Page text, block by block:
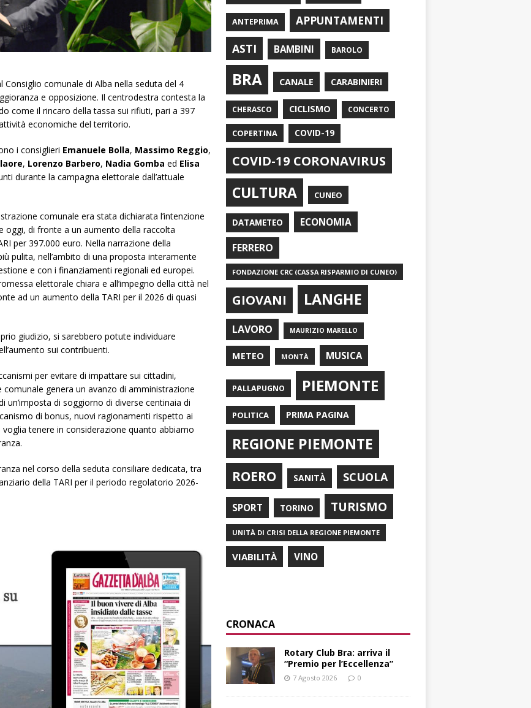
Consiglio comunale di Alba nella seduta del 4
e opposizione. Il centrodestra contesta la
come il rincaro della tassa sui rifiuti, pari a 397
economiche del territorio.
i consiglieri Emanuele Bolla, Massimo Reggio,
, Lorenzo Barbero, Nadia Gomba ed Elisa
durante la campagna elettorale dall’attuale
comunale era stata dichiarata l’intenzione
oggi, di fronte a un aumento della raccolta
per 397.000 euro. Nella narrazione della
pulita, nell’ambito di una proposta interamente
e con i finanziamenti regionali ed europei.
elettorale chiara e all’impegno della città nel
ad un aumento della TARI per il 2026 di quasi
giudizio, si sarebbero potute individuare
sui contribuenti.
per evitare di impattare sui cittadini,
genera un avanzo di amministrazione
un’imposta di soggiorno di diverse centinaia di
di bonus, nuovi ragionamenti rispetto ai
tenere in considerazione quanto abbiamo
nel corso della seduta consiliare dedicata, tra
della TARI per il periodo regolatorio 2026-
ANTEPRIMA
APPUNTAMENTI
ASTI
BAMBINI BAROLO
BRA CANALE CARABINIERI
CHERASCO CICLISMO CONCERTO
COPERTINA COVID-19
COVID-19 CORONAVIRUS
CULTURA CUNEO
DATAMETEO ECONOMIA
FERRERO
FONDAZIONE CRC (CASSA RISPARMIO DI CUNEO)
GIOVANI LANGHE
LAVORO MAURIZIO MARELLO
METEO MONTÀ MUSICA
PALLAPUGNO PIEMONTE
POLITICA PRIMA PAGINA
REGIONE PIEMONTE
ROERO SANITÀ SCUOLA
SPORT TORINO TURISMO
UNITÀ DI CRISI DELLA REGIONE PIEMONTE
VIABILITÀ VINO
CRONACA
Rotary Club Bra: arriva il
“Premio per l’Eccellenza”
7 Agosto 2026 0